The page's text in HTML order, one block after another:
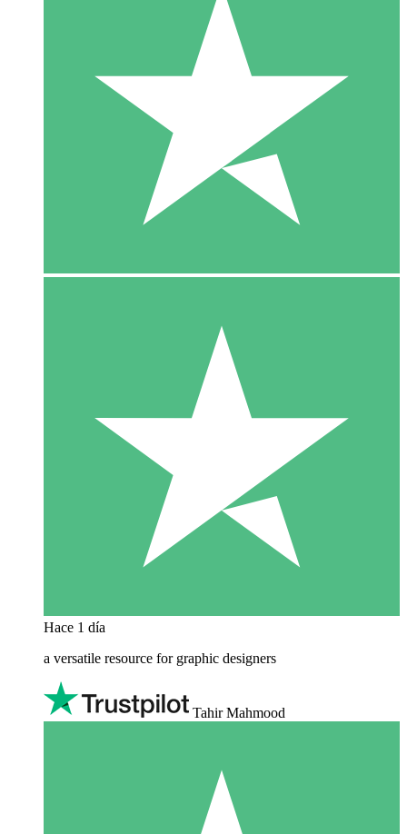
Hace 1 día
a versatile resource for graphic designers
Tahir Mahmood